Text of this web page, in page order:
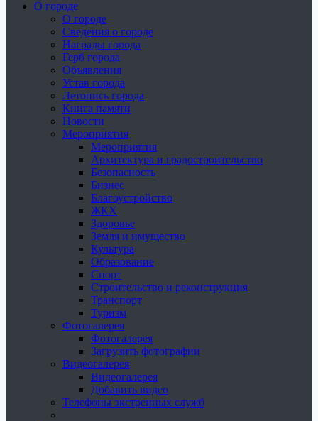
О городе
О городе
Сведения о городе
Награды города
Герб города
Объявления
Устав города
Летопись города
Книга памяти
Новости
Мероприятия
Мероприятия
Архитектура и градостроительство
Безопасность
Бизнес
Благоустройство
ЖКХ
Здоровье
Земля и имущество
Культура
Образование
Спорт
Строительство и реконструкция
Транспорт
Туризм
Фотогалерея
Фотогалерея
Загрузить фотографии
Видеогалерея
Видеогалерея
Добавить видео
Телефоны экстренных служб